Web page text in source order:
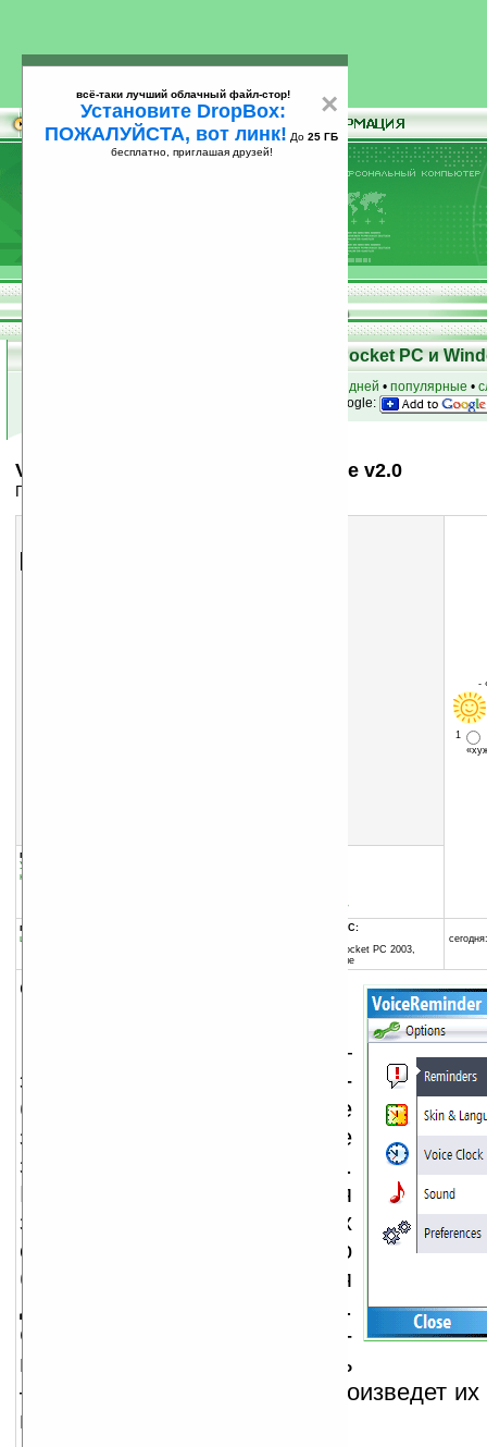
25
Скачать программы для КПК Pocket PC и
за 7 дней • популярные •
на Google:
VITO VoiceReminder for Smartphone v2.0
Говорящие часы-будильник для смартфонов
-
1
группы программы:
Управление информацией
календари
www.vitotechnology.com/
программа:
шареварная
совместима с Pocket PC:
Windows Mobile 2003 (Pocket PC 2003,
Windows CE 4.20) и выше
описание:
VITO VoiceReminder —
это говорящие часы-
будильник, проигрывающие
записанные голосовые
заметки в заданное время.
Идеальное решение для
запоминания всех важных
событий: начиная с утреннего
будильника и заканчивая
деловыми встречами.
Создайте голосовые заметки-
напоминания и расслабьтесь
— VITO VoiceReminder воспроизведет их
в указанное время.
×
всё-таки лучший облачный файл-стор!
Установите DropBox:
ПОЖАЛУЙСТА, вот линк! До 25 ГБ
бесплатно, приглашая друзей!